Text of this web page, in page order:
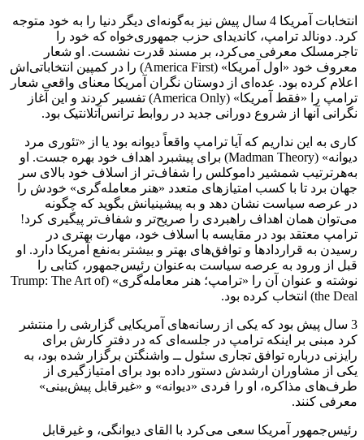
انتخابات آمریکا 4 سال پیش نیز به‌گونه‌ای دیگر دنیا را به خود متوجه
کرد. دونالد ترامپ، کاندیدای حزب جمهوری‌خواه که خود را
تاجرمسلک معرفی می‌کرد، بر مسند قدرت نشست. او شعار
معروف خود «اول آمریکا» (America First)‌ را در کمپین انتخاباتی‌اش
اعلام کرده بود. عده‌ای از دوستان نگران آمریکا معنای واقعی شعار
ترامپ را «فقط آمریکا» (America Only)‌ تفسیر کردند و این آغاز
نگرانی آنها از شروع دورانی جدید در روابط ترانس‌آتلانتیک بود.
کاری به این نداریم که آیا ترامپ واقعاً دیوانه بود یا از «تئوری مرد
دیوانه»‌ (‌Madman Theory) برای پیشبرد اهداف خود بهره جست. او
به‌هرترتیب شمشیر داموکلس را شفاف‌تر از اسلاف خود بالای سر
جهان برد تا با کسب امتیازهای متعدد «هنر معامله‌گری» خودش را
در عرصه سیاست نشان دهد و به پیشینیانش بگوید که چگونه
می‌توان همان اهداف راهبردی را صریح‌تر و شفاف‌تر پیگیری کرد!
ترامپ معتقد بود در مقایسه با اسلاف خود، مهارت بهتری در
رسیدن به قراردادها و توافق‌های بهتر و بیشتر به‌نفع آمریکا دارد. او
قبل از ورود به عرصه سیاست به‌عنوان رئیس‌جمهور، کتابی را
نوشته و عنوان آن را «ترامپ؛ هنر معامله‌گری» (Trump: The Art of
the Deal)‌ انتخاب کرده بود.
3 سال پیش بود که یکی از رسانه‌های آمریکایی گزارشی را منتشر
کرد مبنی بر اینکه ترامپ در جلسه‌ای که در دفتر کارش برای
رایزنی درباره توافق تجاری سئول ــ واشنگتن برگزار شده بود، به
یکی از مشاوران ارشدش دستور داده بود برای امتیازگیری از
طرف‌های مذاکره، او را فردی «دیوانه» و «غیرقابل پیش‌بینی»
معرفی کنند.
رئیس‌جمهور آمریکا سعی می‌کرد با القای دیوانگی، و غیرقابل